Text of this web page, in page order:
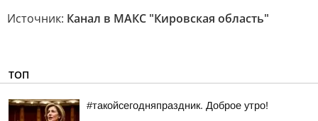
Источник: Канал в МАКС "Кировская область"
ТОП
#такойсегодняпраздник. Доброе утро!